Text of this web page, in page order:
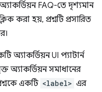
অ্যাকর্ডিয়ন FAQ-তে দৃশ্যমান
করা হয়, প্রশ্নটি প্রসারিত
অ্যাকর্ডিয়ন UI প্যাটার্ন
অ্যাকর্ডিয়ন সমাধানের
একটি <label> এর